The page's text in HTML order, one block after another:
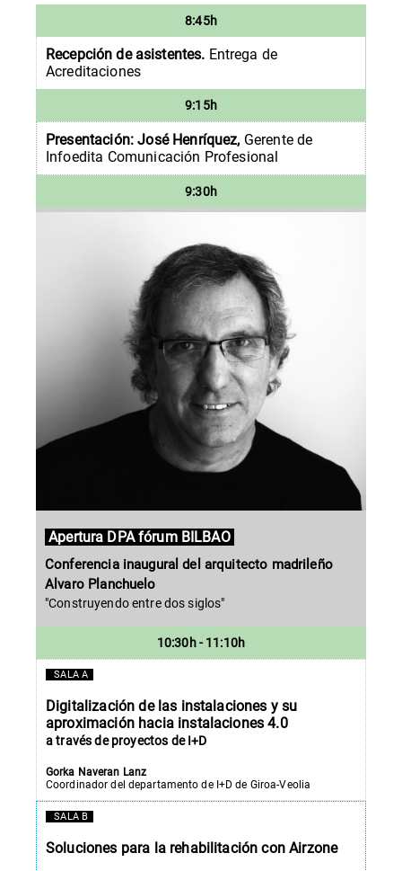
8:45h
Recepción de asistentes. Entrega de
Acreditaciones
9:15h
Presentación: José Henríquez, Gerente de
Infoedita Comunicación Profesional
9:30h
Apertura DPA fórum BILBAO
Conferencia inaugural del arquitecto madrileño
Alvaro Planchuelo
"Construyendo entre dos siglos"
10:30h - 11:10h
SALA A
Digitalización de las instalaciones y su
aproximación hacia instalaciones 4.0
atravésde proyectos de I+D
Gorka Naveran Lanz
Coordinador del departamento de I+D de Giroa-Veolia
SALA B
Soluciones para la rehabilitación con Airzone